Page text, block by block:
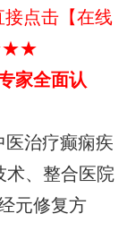
点击【在线
家全面认
医治疗癫痫疾
术、整合医院
元修复方